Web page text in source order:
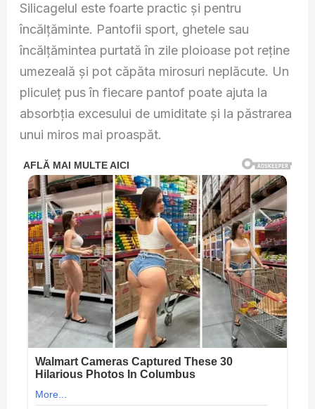
Silicagelul este foarte practic și pentru
încălțăminte. Pantofii sport, ghetele sau
încălțămintea purtată în zile ploioase pot reține
umezeală și pot căpăta mirosuri neplăcute. Un
pliculeț pus în fiecare pantof poate ajuta la
absorbția excesului de umiditate și la păstrarea
unui miros mai proaspăt.